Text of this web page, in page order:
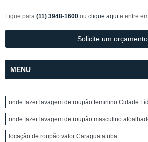
Ligue para (11) 3948-1600 ou clique aqui e entre
Solicite um orçamento
MENU
onde fazer lavagem de roupão feminino Cidade
onde fazer lavagem de roupão masculino
locação de roupão valor Caraguatatuba